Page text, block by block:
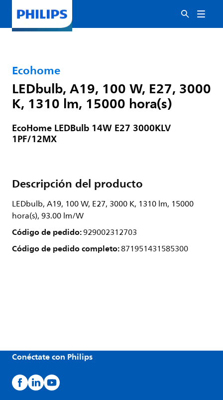
Ecohome
LEDbulb, A19, 100 W, E27, 3000
K, 1310 lm, 15000 hora(s)
EcoHome LEDBulb 14W E27 3000KLV
1PF/12MX
Descripción del producto
LEDbulb, A19, 100 W, E27, 3000 K, 1310 lm, 15000
hora(s), 93.00 lm/W
Código de pedido:929002312703
Código de pedido completo:871951431585300
Conéctate con Philips